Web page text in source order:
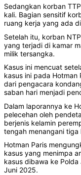
Sedangkan korban
kali. Bagian sensitif
ruang kerja yang ada
Setelah itu, korban
yang terjadi di kamar
milik tersangka.
Kasus ini mencuat
kasus ini pada
dari pengacara
saban hari menjadi
Dalam laporannya ke
pelecehan oleh
berjenis kelamin
tengah menangani tiga
Hotman Paris
kasus yang menimpa
kasus dibawa ke
Juni 2025.